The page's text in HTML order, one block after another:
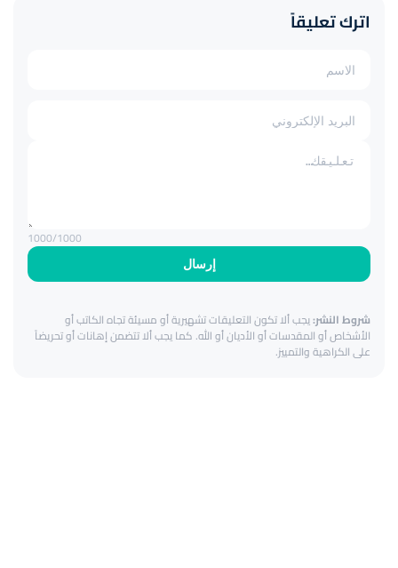
اترك تعليقاً
إرسال
1000/1000
شروط النشر:يجب ألا تكون التعليقات تشهيرية أو مسيئة تجاه الكاتب أو
الأشخاص أو المقدسات أو الأديان أو الله. كما يجب ألا تتضمن إهانات أو تحريضاً
على الكراهية والتمييز.